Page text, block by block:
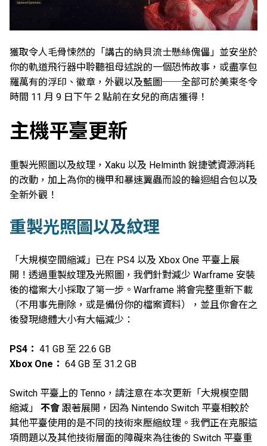
獲取令人毛骨悚然的「講古的納貝流士懸絲傀儡」並安坐於
你的軌道飛行器中聆聽祖母述說的一個恐怖故事，或盡享包
羅萬有的浮印、徽章，外觀以及藍圖──全部可於美東冬令
時間 11 月 9 日下午 2 點前在女兒的商店獲得！
主機平臺更新
重製光照圖以及紋理，Xaku 以及 Helminth 銳捷號資源消耗
的改動，加上為你的機甲和暴速翼蟲而設的輪迴組合包以及
全新外觀！
重製光照圖以及紋理
「大規模空間縮減」已在 PS4 以及 Xbox One 平臺上展
開！透過重製紋理及光照圖，我們針對減少 Warframe 安裝
後的檔案大小採取了第一步。Warframe 將會完整重新下載
（不用事先刪除，或是備份你的檔案資料），並且你會在之
後發現總體大小有大幅減少：
PS4： 41 GB 至 22.6 GB
Xbox One： 64 GB 至 31.2 GB
Switch 平臺上的 Tenno，請注意在本次更新「大規模空間
縮減」 不會 跟著展開，因為 Nintendo Switch 平臺相較於
其他平臺使用的是不同的技術來壓縮紋理。我們正在克服這
項問題以及其他技術層面的障礙來為往後的 Switch 平臺重